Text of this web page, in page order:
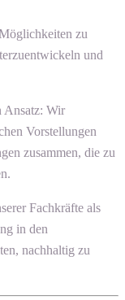
zu
und
Ansatz: Wir
Vorstellungen
zusammen, die zu
Fachkräfte als
in den
nachhaltig zu